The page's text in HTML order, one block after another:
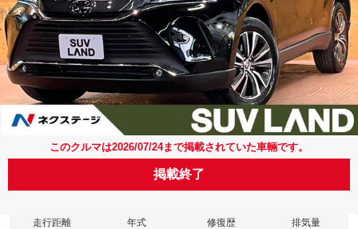
このクルマは2026/07/24まで掲載されていた車輛です。
掲載終了
走行距離 年式 修復歴 排気量